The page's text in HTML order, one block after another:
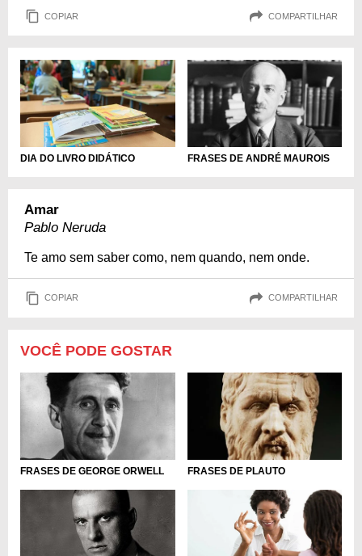
COPIAR COMPARTILHAR
DIA DO LIVRO DIDÁTICO FRASES DE ANDRÉ MAUROIS
Amar
Pablo Neruda
Te amo sem saber como, nem quando, nem onde.
COPIAR COMPARTILHAR
VOCÊ PODE GOSTAR
FRASES DE GEORGE ORWELL FRASES DE PLAUTO